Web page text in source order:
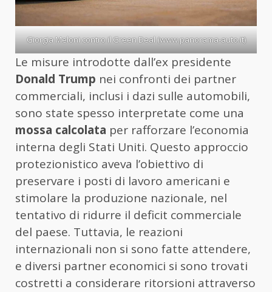
Giorgia Meloni contro il Green Deal (www.panorama-auto.it)
Le misure introdotte dall’ex presidente
Donald Trump nei confronti dei partner
commerciali, inclusi i dazi sulle automobili,
sono state spesso interpretate come una
mossa calcolata per rafforzare l’economia
interna degli Stati Uniti. Questo approccio
protezionistico aveva l’obiettivo di
preservare i posti di lavoro americani e
stimolare la produzione nazionale, nel
tentativo di ridurre il deficit commerciale
del paese. Tuttavia, le reazioni
internazionali non si sono fatte attendere,
e diversi partner economici si sono trovati
costretti a considerare ritorsioni attraverso